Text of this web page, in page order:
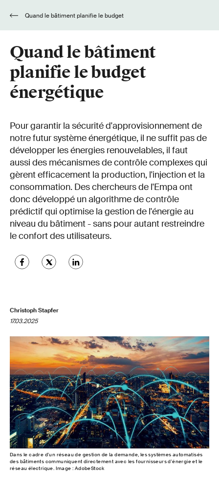
Quand le bâtiment
planifie le budget
énergétique
Pour garantir la sécurité d'approvisionnement de
notre futur système énergétique, il ne suffit pas de
développer les énergies renouvelables, il faut
aussi des mécanismes de contrôle complexes qui
gèrent efficacement la production, l'injection et la
consommation. Des chercheurs de l'Empa ont
donc développé un algorithme de contrôle
prédictif qui optimise la gestion de l'énergie au
niveau du bâtiment - sans pour autant restreindre
le confort des utilisateurs.
Christoph Stapfer
17.03.2025
Dans le cadre d'un réseau de gestion de la demande, les systèmes automatisés
des bâtiments communiquent directement avec les fournisseurs d'énergie et le
réseau électrique. Image : AdobeStock